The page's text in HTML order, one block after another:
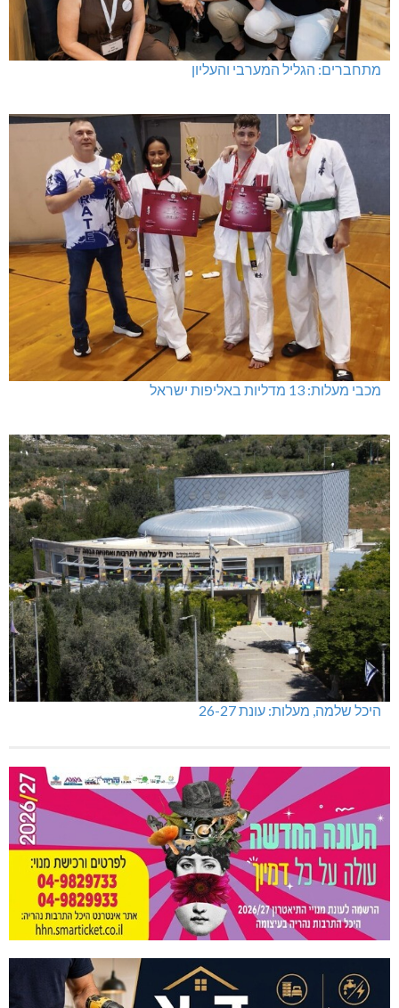
מתחברים: הגליל המערבי והעליון
מכבי מעלות: 13 מדליות באליפות ישראל
היכל שלמה, מעלות: עונת 26-27